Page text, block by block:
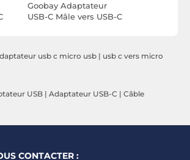
Goobay Adaptateur
USB-C Mâle vers USB-C
usb c micro usb | usb c vers micro
USB | Adaptateur USB-C | Câble
CONTACTER :